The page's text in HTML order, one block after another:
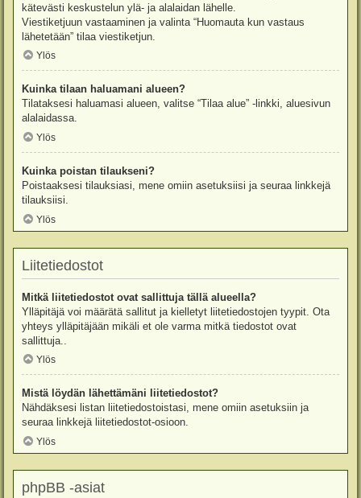
kätevästi keskustelun ylä- ja alalaidan lähelle.
Viestiketjuun vastaaminen ja valinta “Huomauta kun vastaus
lähetetään” tilaa viestiketjun.
Ylös
Kuinka tilaan haluamani alueen?
Tilataksesi haluamasi alueen, valitse “Tilaa alue” -linkki, aluesivun
alalaidassa.
Ylös
Kuinka poistan tilaukseni?
Poistaaksesi tilauksiasi, mene omiin asetuksiisi ja seuraa linkkejä
tilauksiisi.
Ylös
Liitetiedostot
Mitkä liitetiedostot ovat sallittuja tällä alueella?
Ylläpitäjä voi määrätä sallitut ja kielletyt liitetiedostojen tyypit. Ota
yhteys ylläpitäjään mikäli et ole varma mitkä tiedostot ovat
sallittuja..
Ylös
Mistä löydän lähettämäni liitetiedostot?
Nähdäksesi listan liitetiedostoistasi, mene omiin asetuksiin ja
seuraa linkkejä liitetiedostot-osioon.
Ylös
phpBB -asiat